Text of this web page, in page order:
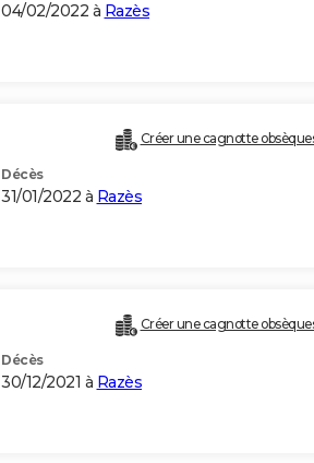
04/02/2022 à Razès
Créer une cagnotte
Décès
31/01/2022 à Razès
Créer une cagnotte
Décès
30/12/2021 à Razès